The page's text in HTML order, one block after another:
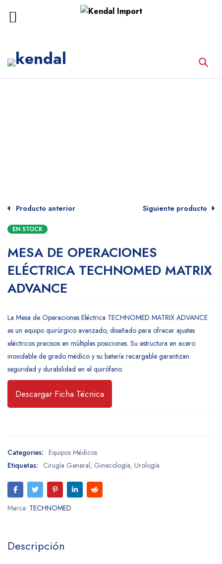
Producto anterior Siguiente producto
EN STOCK
MESA DE OPERACIONES
ELÉCTRICA TECHNOMED MATRIX
ADVANCE
La Mesa de Operaciones Eléctrica TECHNOMED MATRIX ADVANCE
es un equipo quirúrgico avanzado, diseñado para ofrecer ajustes
eléctricos precisos en múltiples posiciones. Su estructura en acero
inoxidable de grado médico y su batería recargable garantizan
seguridad y durabilidad en el quirófano.
Descargar Ficha Técnica
Categories: Equipos Médicos
Etiquetas: Cirugía General, Ginecología, Urología
Marca: TECHNOMED
Descripción